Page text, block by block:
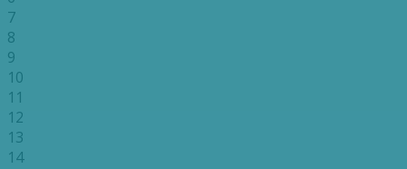
7
8
9
10
11
12
13
14